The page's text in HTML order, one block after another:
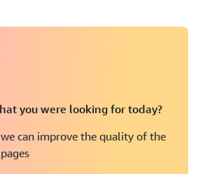
you were looking for today?
can improve the quality of the